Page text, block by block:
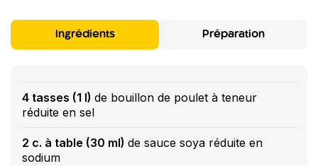
Ingrédients Préparation
4 tasses (1 l) de bouillon de poulet à teneur
réduite en sel
2 c. à table (30 ml) de sauce soya réduite en
sodium